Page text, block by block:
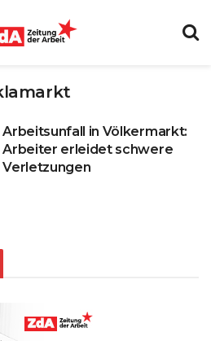
Arbeitsunfall in Völkermarkt:
Arbeiter erleidet schwere
Verletzungen